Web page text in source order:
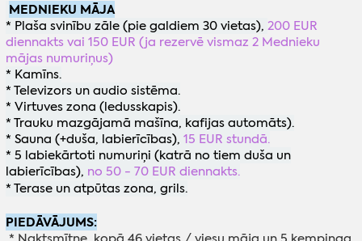
MEDNIEKU MĀJA
* Plaša svinību zāle (pie galdiem 30 vietas), 200 EUR
diennakts vai 150 EUR (ja rezervē vismaz 2 Mednieku
mājas numuriņus)
* Kamīns.
* Televizors un audio sistēma.
* Virtuves zona (ledusskapis).
* Trauku mazgājamā mašīna, kafijas automāts).
* Sauna (+duša, labierīcības), 15 EUR stundā.
* 5 labiekārtoti numuriņi (katrā no tiem duša un
labierīcības), no 50 - 70 EUR diennakts.
* Terase un atpūtas zona, grils.
PIEDĀVĀJUMS: